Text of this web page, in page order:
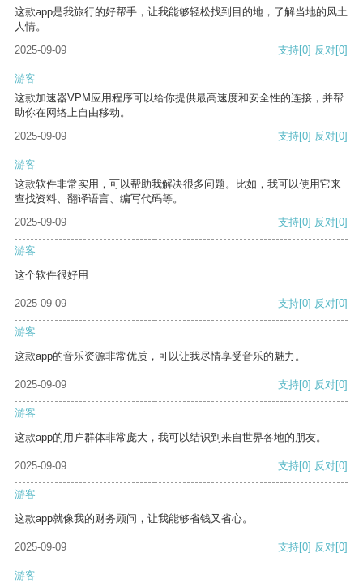
这款app是我旅行的好帮手，让我能够轻松找到目的地，了解当地的风土
人情。
2025-09-09
支持[0] 反对[0]
游客
这款加速器VPM应用程序可以给你提供最高速度和安全性的连接，并帮
助你在网络上自由移动。
2025-09-09
支持[0] 反对[0]
游客
这款软件非常实用，可以帮助我解决很多问题。比如，我可以使用它来
查找资料、翻译语言、编写代码等。
2025-09-09
支持[0] 反对[0]
游客
这个软件很好用
2025-09-09 支持[0] 反对[0]
游客
这款app的音乐资源非常优质，可以让我尽情享受音乐的魅力。
2025-09-09 支持[0] 反对[0]
游客
这款app的用户群体非常庞大，我可以结识到来自世界各地的朋友。
2025-09-09 支持[0] 反对[0]
游客
这款app就像我的财务顾问，让我能够省钱又省心。
2025-09-09 支持[0] 反对[0]
游客